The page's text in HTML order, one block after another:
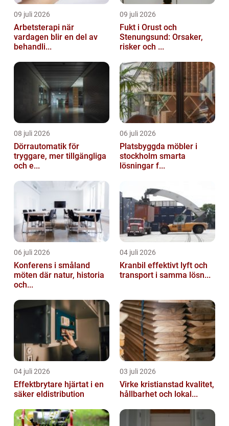
09 juli 2026
Arbetsterapi när
vardagen blir en del av
behandli...
09 juli 2026
Fukt i Orust och
Stenungsund: Orsaker,
risker och ...
08 juli 2026
Dörrautomatik för
tryggare, mer tillgängliga
och e...
06 juli 2026
Platsbyggda möbler i
stockholm smarta
lösningar f...
06 juli 2026
Konferens i småland
möten där natur, historia
och...
04 juli 2026
Kranbil effektivt lyft och
transport i samma lösn...
04 juli 2026
Effektbrytare hjärtat i en
säker eldistribution
03 juli 2026
Virke kristianstad kvalitet,
hållbarhet och lokal...